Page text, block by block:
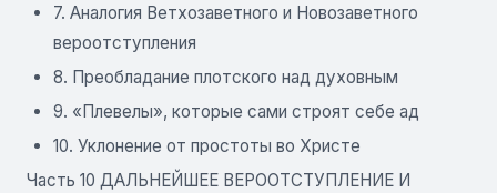
7. Аналогия Ветхозаветного и Новозаветного
вероотступления
8. Преобладание плотского над духовным
9. «Плевелы», которые сами строят себе ад
10. Уклонение от простоты во Христе
Часть 10 ДАЛЬНЕЙШЕЕ ВЕРООТСТУПЛЕНИЕ И